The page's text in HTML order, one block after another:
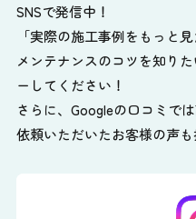
SNSで発信中！
「実際の施工事例をもっと
メンテナンスのコツを知り
ーしてください！
さらに、Googleの口コミで
依頼いただいたお客様の声も